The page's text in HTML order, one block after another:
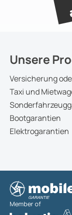
Unsere
Versicherung
Taxi und
Bootgarantien
Elektrogarantien
Member of